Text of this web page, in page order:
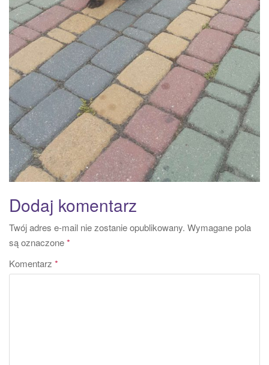
Dodaj komentarz
Twój adres e-mail nie zostanie opublikowany. Wymagane pola
są oznaczone*
Komentarz *